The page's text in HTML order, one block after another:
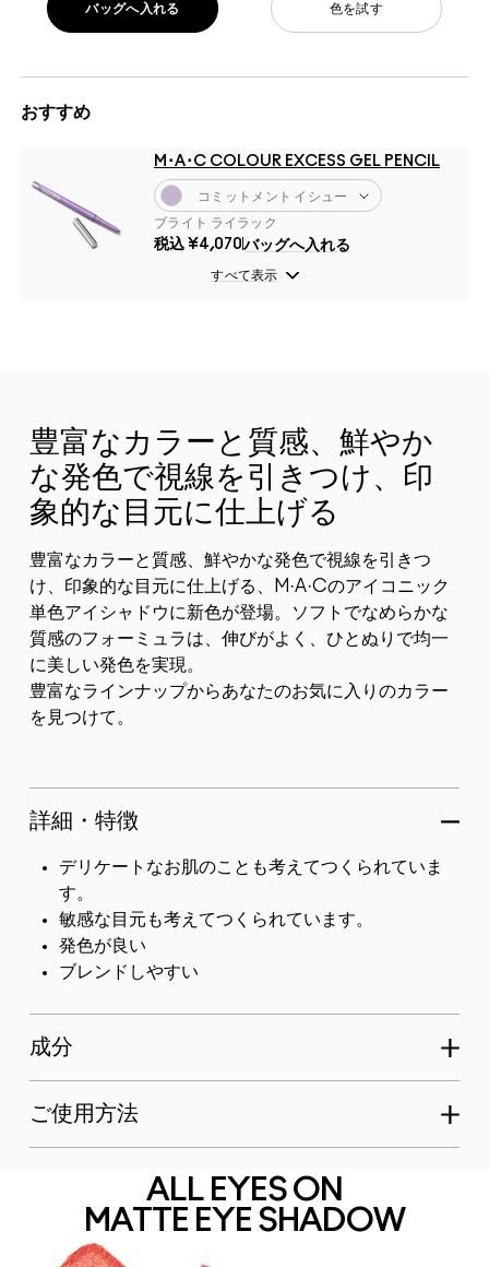
おすすめ
M･A･C COLOUR EXCESS GEL PENCIL
コミットメント イシュー
ブライト ライラック
税込 ¥4,070バッグへ入れる
すべて表示
色を試す
バッグへ入れる
豊富なカラーと質感、鮮やか
な発色で視線を引きつけ、印
象的な目元に仕上げる
豊富なカラーと質感、鮮やかな発色で視線を引きつ
け、印象的な目元に仕上げる、M·A·Cのアイコニック
単色アイシャドウに新色が登場。ソフトでなめらかな
質感のフォーミュラは、伸びがよく、ひとぬりで均一
に美しい発色を実現。
豊富なラインナップからあなたのお気に入りのカラー
を見つけて。
詳細・特徴
デリケートなお肌のことも考えてつくられていま
す。
敏感な目元も考えてつくられています。
発色が良い
ブレンドしやすい
成分
ご使用方法
ALL EYES ON
MATTE EYE SHADOW